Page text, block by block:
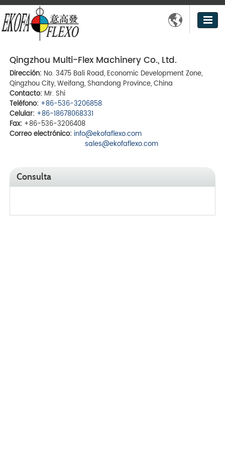

Qingzhou Multi-Flex Machinery Co., Ltd.
Dirección: No. 3475 Bali Road, Economic Development Zone,
Qingzhou City, Weifang, Shandong Province, China
Contacto: Mr. Shi
Teléfono: +86-536-3206858
Celular: +86-18678068331
Fax: +86-536-3206408
Correo electrónico: info@ekofaflexo.com
sales@ekofaflexo.com
Consulta